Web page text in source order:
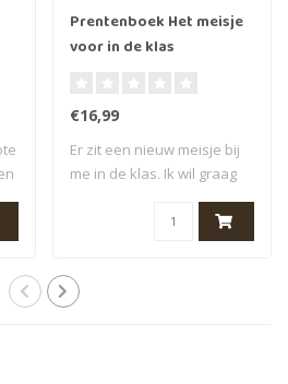
Prentenboek Het meisje
voor in de klas
€16,99
Er zit een nieuw meisje bij
me in de klas. Ik wil graag